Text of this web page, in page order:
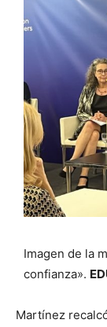
Imagen de la
confianza».
Martínez